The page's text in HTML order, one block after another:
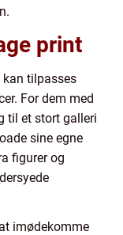
print
tilpasses
For dem med
til et stort galleri
sine egne
figurer og
imødekomme